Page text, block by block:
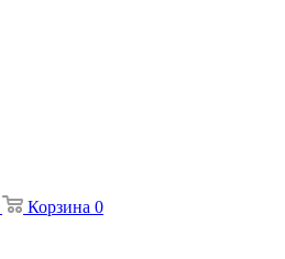
Корзина 0